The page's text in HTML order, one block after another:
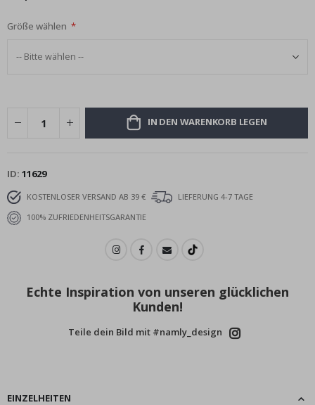
Größe wählen
IN DEN WARENKORB LEGEN
ID 11629
KOSTENLOSER VERSAND AB 39 €
LIEFERUNG 4-7 TAGE
100% ZUFRIEDENHEITSGARANTIE
Echte Inspiration von unseren glücklichen
Kunden!
Teile dein Bild mit #namly_design
EINZELHEITEN